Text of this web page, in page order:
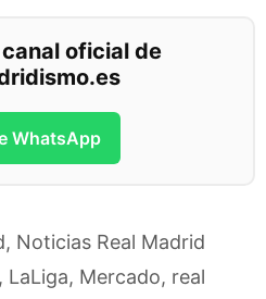
oficial de
WhatsApp
, Noticias Real Madrid
LaLiga, Mercado, real